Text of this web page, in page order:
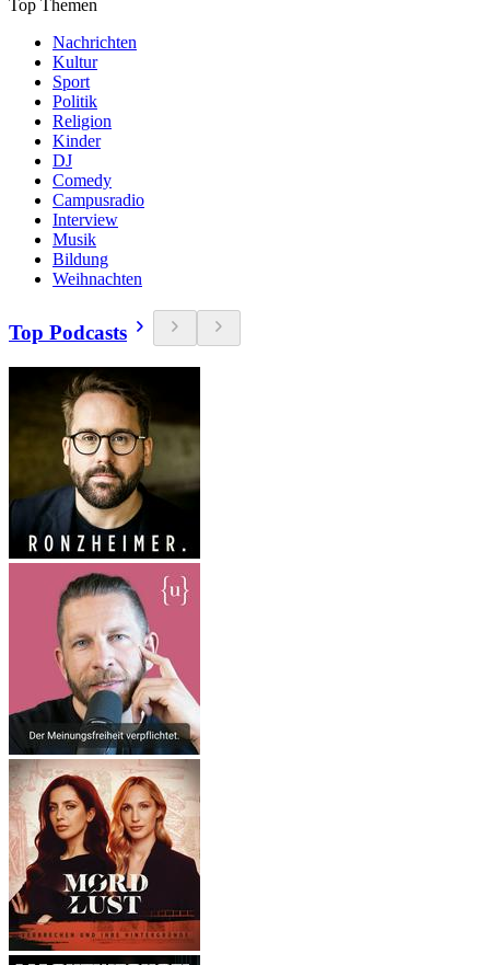
Top Themen
Nachrichten
Kultur
Sport
Politik
Religion
Kinder
DJ
Comedy
Campusradio
Interview
Musik
Bildung
Weihnachten
Top Podcasts